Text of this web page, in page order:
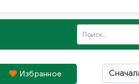
Избрaнное